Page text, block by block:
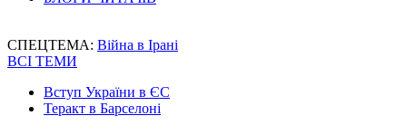
СПЕЦТЕМА: Війна в Ірані
ВСІ ТЕМИ
Вступ України в ЄС
Теракт в Барселоні